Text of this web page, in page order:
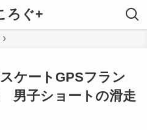
ろぐ+
ケートGPSフラン
男子ショートの滑走